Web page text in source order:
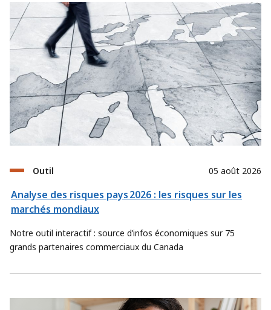
Outil 05 août 2026
Analyse des risques pays 2026 : les risques sur les
marchés mondiaux
Notre outil interactif : source d’infos économiques sur 75
grands partenaires commerciaux du Canada